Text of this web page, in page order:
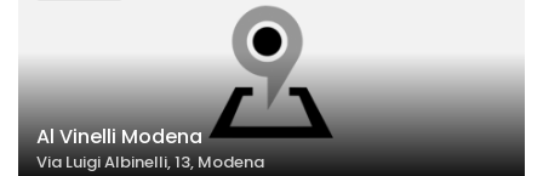
Al Vinelli Modena
Via Luigi Albinelli, 13, Modena